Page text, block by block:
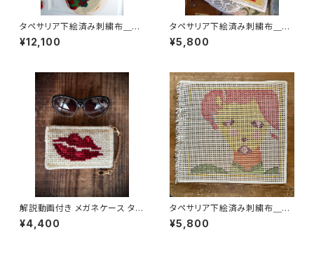
タペサリア下絵済み刺繍布＿Pa
Pai Noel Escada階段のサン
タクロース
¥12,100
タペサリア下絵済み刺繍布＿レ
トロガールグリーン
¥5,800
解説動画付き メガネケース タペ
サリアキット（はじめてさん向き）
¥4,400
タペサリア下絵済み刺繍布＿レ
トロガールイエロー
¥5,800